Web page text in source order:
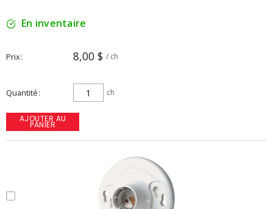
En inventaire
Prix 8,00 $ / ch
Quantité ch
AJOUTER AU
PANIER